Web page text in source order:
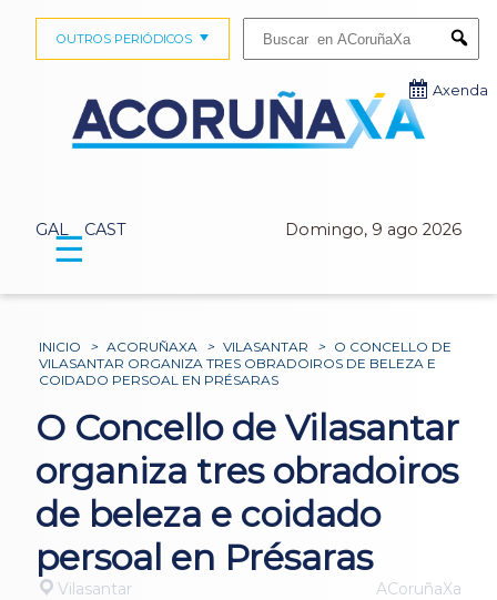
GAL CAST Domingo, 9 ago 2026
OUTROS PERIÓDICOS
Axenda
☰
INICIO > ACORUÑAXA > VILASANTAR > O CONCELLO DE
VILASANTAR ORGANIZA TRES OBRADOIROS DE BELEZA E
COIDADO PERSOAL EN PRÉSARAS
O Concello de Vilasantar
organiza tres obradoiros
de beleza e coidado
persoal en Présaras
Vilasantar ACoruñaXa